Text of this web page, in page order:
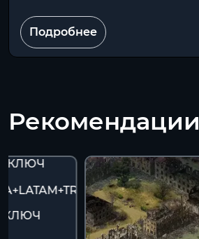
Подробнее
Рекомендации
КЛЮЧ